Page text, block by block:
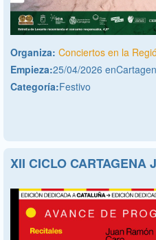
Organiza: Conciertos en la
Empieza:25/04/2026
Categoría:Festivo
XII CICLO CARTAGENA